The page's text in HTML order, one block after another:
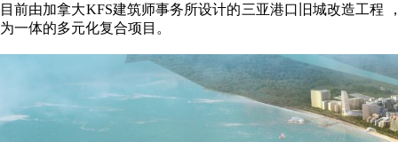
目前由加拿大KFS建筑师事务所设计的三亚港口旧城改造工程
为一体的多元化复合项目。